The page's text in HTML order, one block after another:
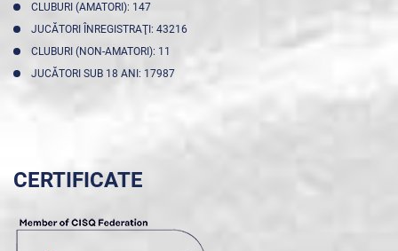
CLUBURI (AMATORI): 147
JUCĂTORI ÎNREGISTRAŢI: 43216
CLUBURI (NON-AMATORI): 11
JUCĂTORI SUB 18 ANI: 17987
CERTIFICATE